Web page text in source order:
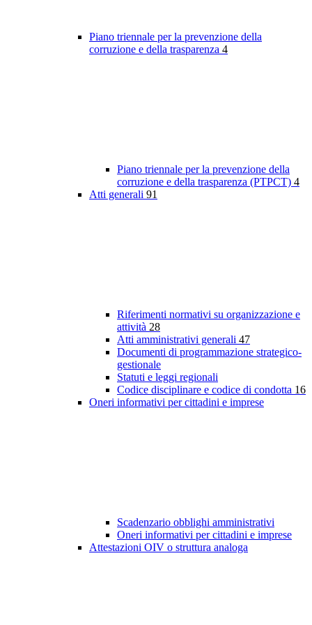
Piano triennale per la prevenzione della
corruzione e della trasparenza 4
Piano triennale per la prevenzione della
corruzione e della trasparenza (PTPCT) 4
Atti generali 91
Riferimenti normativi su organizzazione e
attività 28
Atti amministrativi generali 47
Documenti di programmazione strategico-
gestionale
Statuti e leggi regionali
Codice disciplinare e codice di condotta 16
Oneri informativi per cittadini e imprese
Scadenzario obblighi amministrativi
Oneri informativi per cittadini e imprese
Attestazioni OIV o struttura analoga